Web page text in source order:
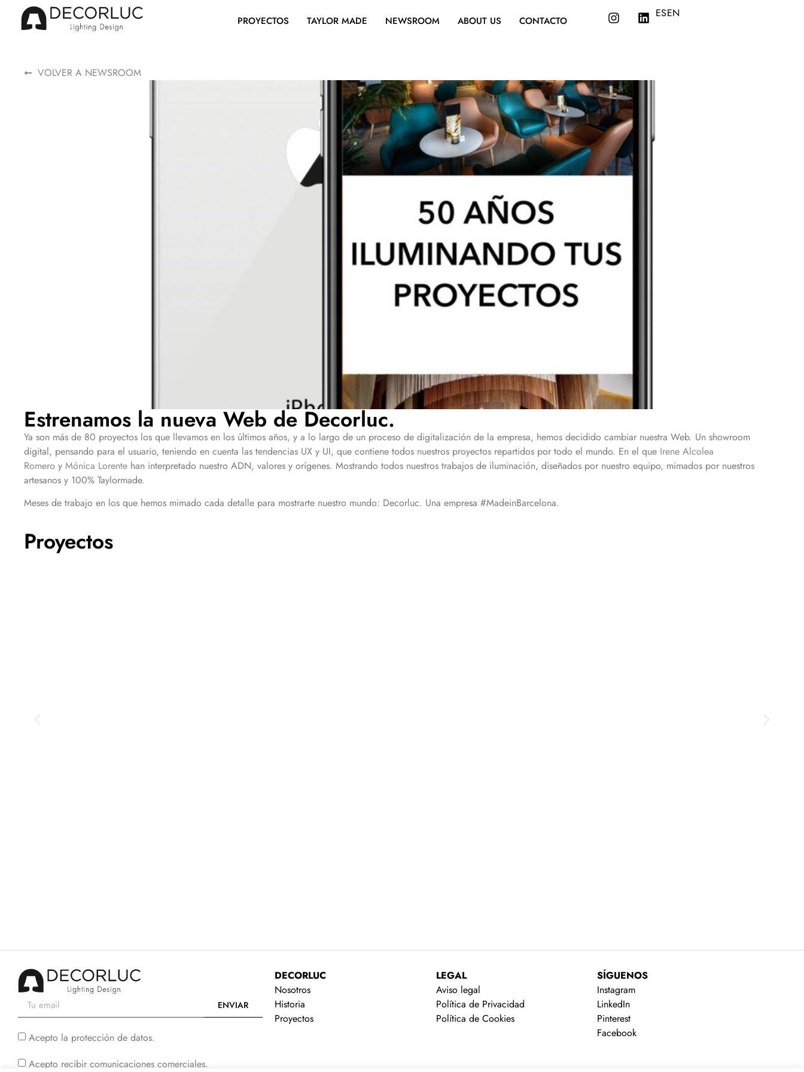
PROYECTOS TAYLOR MADE NEWSROOM ABOUT US CONTACTO
ESEN
VOLVER A NEWSROOM
Estrenamos la nueva Web de Decorluc.
Ya son más de 80 proyectos los que llevamos en los últimos años, y a lo largo de un proceso de digitalización de la empresa, hemos decidido cambiar nuestra Web. Un showroom
digital, pensando para el usuario, teniendo en cuenta las tendencias UX y UI, que contiene todos nuestros proyectos repartidos por todo el mundo. En el que Irene Alcolea
Romero y Mónica Lorente han interpretado nuestro ADN, valores y orígenes. Mostrando todos nuestros trabajos de iluminación, diseñados por nuestro equipo, mimados por nuestros
artesanos y 100% Taylormade.
Meses de trabajo en los que hemos mimado cada detalle para mostrarte nuestro mundo: Decorluc. Una empresa #MadeinBarcelona.
Proyectos
Acepto la protección de datos.
Acepto recibir comunicaciones comerciales.
ENVIAR
DECORLUC
Nosotros
Historia
Proyectos
LEGAL
Aviso legal
Política de Privacidad
Política de Cookies
SÍGUENOS
Instagram
LinkedIn
Pinterest
Facebook